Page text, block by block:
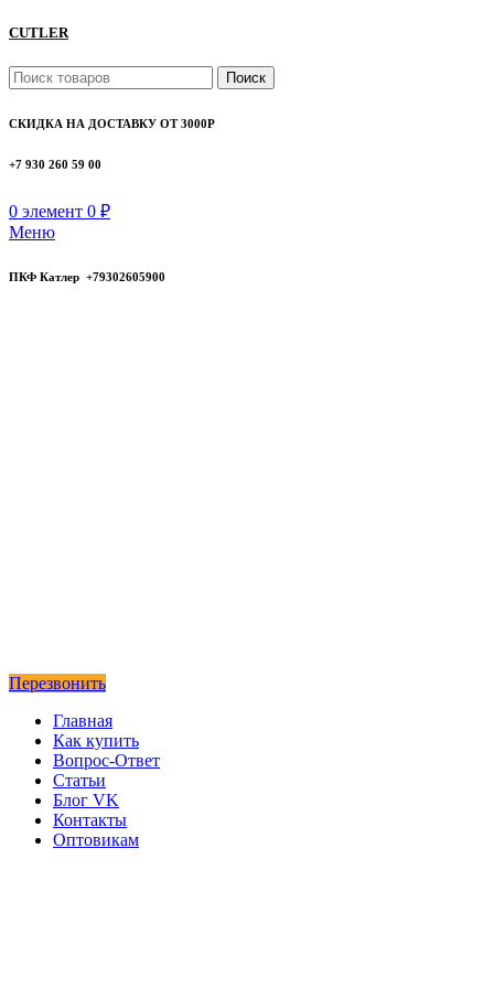
CUTLER
Поиск
СКИДКА НА ДОСТАВКУ ОТ 3000Р
+7 930 260 59 00
0 элемент 0 ₽
Меню
ПКФ Катлер +79302605900
Перезвонить
Главная
Как купить
Вопрос-Ответ
Статьи
Блог VK
Контакты
Оптовикам